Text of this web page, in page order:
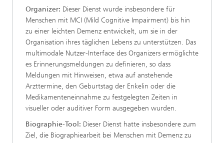
Organizer: Dieser Dienst wurde insbesondere für
Menschen mit MCI (Mild Cognitive Impairment) bis hin
zu einer leichten Demenz entwickelt, um sie in der
Organisation ihres täglichen Lebens zu unterstützen. Das
multimodale Nutzer-Interface des Organizers ermöglichte
es Erinnerungsmeldungen zu definieren, so dass
Meldungen mit Hinweisen, etwa auf anstehende
Arzttermine, den Geburtstag der Enkelin oder die
Medikamenteneinnahme zu festgelegten Zeiten in
visueller oder auditiver Form ausgegeben wurden.
Biographie-Tool: Dieser Dienst hatte insbesondere zum
Ziel, die Biographiearbeit bei Menschen mit Demenz zu